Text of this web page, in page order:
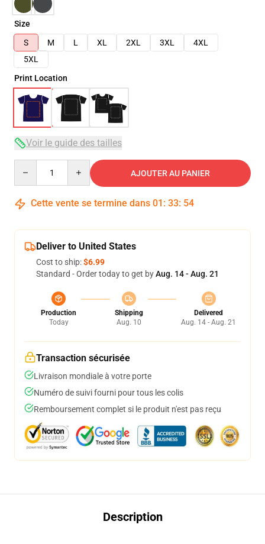
Size
S
M L XL 2XL 3XL
4XL
5XL
Print Location
Voir le guide des tailles
AJOUTER AU PANIER
Cette vente se termine dans 01 : 33: 54
Deliver to United States
Cost to ship:$6.99
Standard - Order today to get byAug. 14 - Aug. 21
Production
Today
Shipping
Aug. 10
Delivered
Aug. 14 - Aug. 21
Transaction sécurisée
Livraison mondiale à votre porte
Numéro de suivi fourni pour tous les colis
Remboursement complet si le produit n'est pas reçu
Description